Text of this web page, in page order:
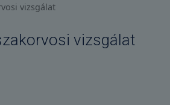
vizsgálat
vizsgálat